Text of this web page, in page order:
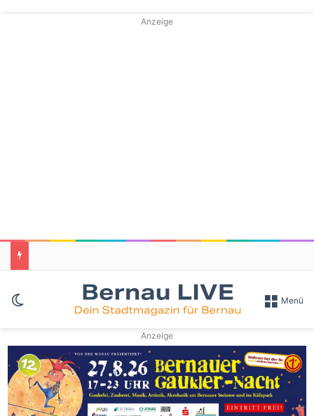
Anzeige
Skin umschalten Menü
Anzeige